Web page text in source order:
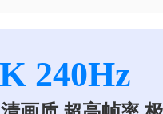
240Hz